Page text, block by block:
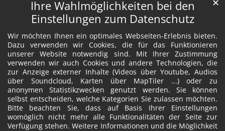
Ihre Wahlmöglichkeiten bei den
Einstellungen zum Datenschutz
Wir möchten Ihnen ein optimales Webseiten-Erlebnis bieten.
Dazu verwenden wir Cookies, die für das Funktionieren
unserer Website notwendig sind. Mit Ihrer Zustimmung
verwenden wir auch Cookies und andere Technologien, die
zur Anzeige externer Inhalte (Videos über Youtube, Audios
über Soundcloud, Karten über MapTiler ...) oder zu
anonymen Statistikzwecken genutzt werden. Sie können
selbst entscheiden, welche Kategorien Sie zulassen möchten.
Bitte beachten Sie, dass auf Basis Ihrer Einstellungen
womöglich nicht mehr alle Funktionalitäten der Seite zur
Verfügung stehen. Weitere Informationen und die Möglichkeit
✕